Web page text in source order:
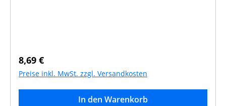
Regulärer Preis:
8,69 €
Preise inkl. MwSt. zzgl. Versandkosten
In den Warenkorb